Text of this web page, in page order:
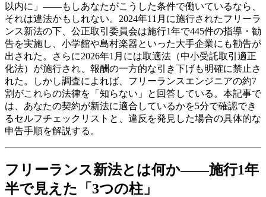
以内に」――もしあなたがこうした条件で働いているなら、
それは違法かもしれない。2024年11月に施行されたフリーラ
ンス新法の下、公正取引委員会は施行1年で445件の指導・勧
告を実施し、小学館や島村楽器といった大手企業にも勧告が
出された。さらに2026年1月には取適法（中小受託取引適正
化法）が施行され、報酬の一方的な引き下げも明確に禁止さ
れた。しかし調査によれば、フリーランスエンジニアの約7
割がこれらの法律を「知らない」と回答している。本記事で
は、あなたの契約が新法に適合しているかを5分で確認でき
るセルフチェックリストと、違反を発見した場合の具体的な
申告手順を解説する。
フリーランス新法とは何か――施行1年
半で見えた「3つの柱」